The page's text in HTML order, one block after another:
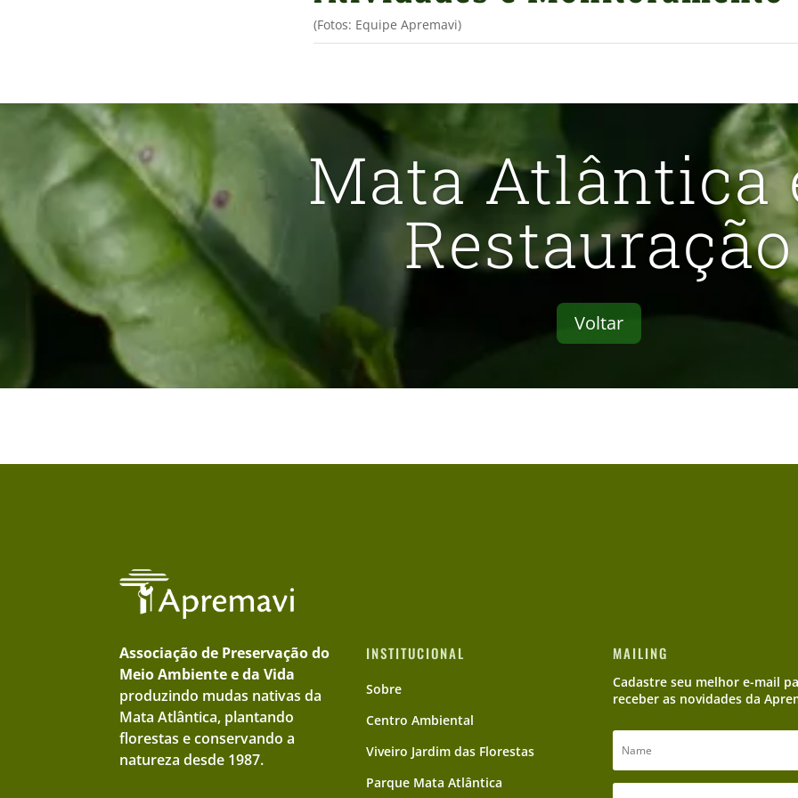
(Fotos: Equipe Apremavi)
Mata Atlântica
Restauração
Voltar
Associação de Preservação do
Meio Ambiente e da Vida
produzindo mudas nativas da
Mata Atlântica, plantando
florestas e conservando a
natureza desde 1987.
INSTITUCIONAL
Sobre
Centro Ambiental
Viveiro Jardim das Florestas
Parque Mata Atlântica
MAILING
Cadastre seu melhor e-mail
receber as novidades da